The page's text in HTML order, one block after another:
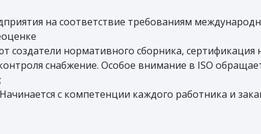
на соответствие требованиям
создатели нормативного сборника,
снабжение. Особое внимание в ISO
с компетенции каждого работника и